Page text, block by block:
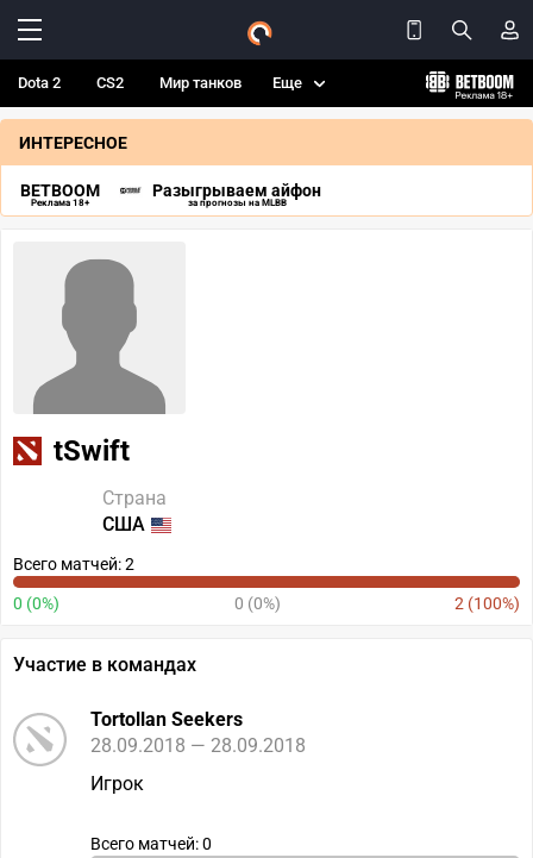
Dota 2 CS2 Мир танков Еще
ИНТЕРЕСНОЕ
BETBOOM
Реклама 18+
Разыгрываем айфон
за прогнозы на MLBB
tSwift
Страна
США
Всего матчей: 2
0 (0%) 0 (0%) 2 (100%)
Участие в командах
Tortollan Seekers
28.09.2018 — 28.09.2018
Игрок
Всего матчей: 0